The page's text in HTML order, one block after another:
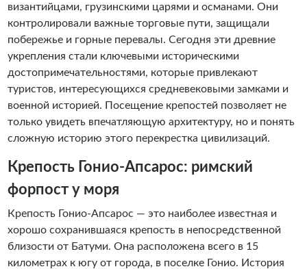
византийцами, грузинскими царями и османами. Они
контролировали важные торговые пути, защищали
побережье и горные перевалы. Сегодня эти древние
укрепления стали ключевыми историческими
достопримечательностями, которые привлекают
туристов, интересующихся средневековыми замками и
военной историей. Посещение крепостей позволяет не
только увидеть впечатляющую архитектуру, но и понять
сложную историю этого перекрестка цивилизаций.
Крепость Гонио-Апсарос: римский
форпост у моря
Крепость Гонио-Апсарос — это наиболее известная и
хорошо сохранившаяся крепость в непосредственной
близости от Батуми. Она расположена всего в 15
километрах к югу от города, в поселке Гонио. История